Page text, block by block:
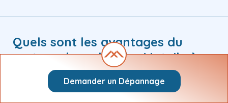
Quels sont les avantages du
moteur de recherche Matuile à
Charenton le Pont ?
Demander un Dépannage